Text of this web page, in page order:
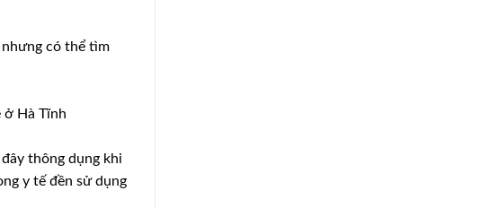
có thể tìm
ở Hà Tĩnh
thông dụng khi
y tế đền sử dụng